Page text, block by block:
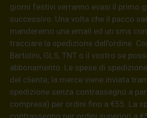
giorni festivi verranno evasi il primo
successivo. Una volta che il pacco
manderemo una email ed un sms
tracciare la spedizione dell’ordine.
Bartolini, GLS, TNT o il vostro se
abbonamento. Le spese di
del cliente; la merce viene inviata
spedizione senza contrassegno a
compresa) per ordini fino a €55. La
contrassegno per ordini superiori a